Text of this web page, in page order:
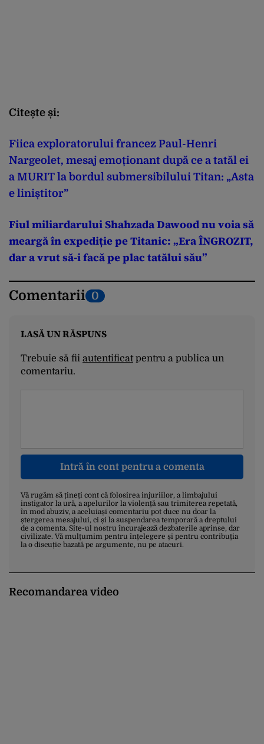
Citește și:
Fiica exploratorului francez Paul-Henri
Nargeolet, mesaj emoționant după ce a tatăl ei
a MURIT la bordul submersibilului Titan: „Asta
e liniștitor”
Fiul miliardarului Shahzada Dawood nu voia să
meargă în expediție pe Titanic: „Era ÎNGROZIT,
dar a vrut să-i facă pe plac tatălui său”
Comentarii 0
LASĂ UN RĂSPUNS
Trebuie să fii autentificatpentru a publica un
comentariu.
Intră în cont pentru a comenta
Vă rugăm să țineți cont că folosirea injuriilor, a limbajului
instigator la ură, a apelurilor la violență sau trimiterea repetată,
în mod abuziv, a aceluiași comentariu pot duce nu doar la
ștergerea mesajului, ci și la suspendarea temporară a dreptului
de a comenta. Site-ul nostru încurajează dezbaterile aprinse, dar
civilizate. Vă mulțumim pentru înțelegere și pentru contribuția
la o discuție bazată pe argumente, nu pe atacuri.
Recomandarea video